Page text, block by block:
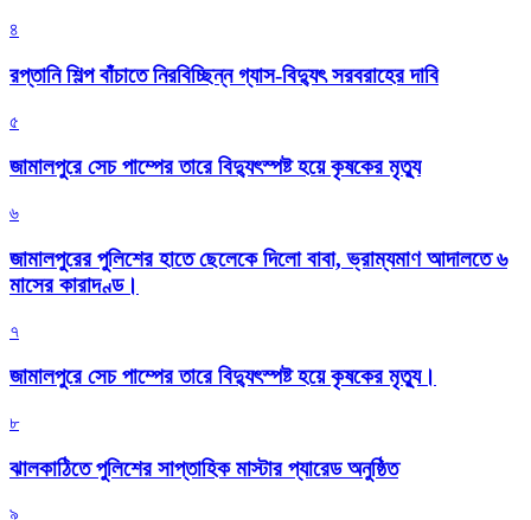
৪
রপ্তানি শিল্প বাঁচাতে নিরবিচ্ছিন্ন গ্যাস-বিদ্যুৎ সরবরাহের দাবি
৫
জামালপুরে সেচ পাম্পের তারে বিদ্যুৎস্পষ্ট হয়ে কৃষকের মৃত্যু
৬
জামালপুরের পুলিশের হাতে ছেলেকে দিলো বাবা, ভ্রাম্যমাণ আদালতে ৬
মাসের কারাদণ্ড।
৭
জামালপুরে সেচ পাম্পের তারে বিদ্যুৎস্পষ্ট হয়ে কৃষকের মৃত্যু।
৮
‎ঝালকাঠিতে পুলিশের সাপ্তাহিক মাস্টার প্যারেড অনুষ্ঠিত
৯